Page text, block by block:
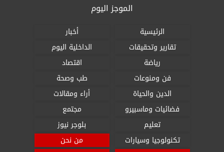
الموجز اليوم
الرئيسية
أخبار
تقارير وتحقيقات
الداخلية اليوم
رياضة
اقتصاد
فن ومنوعات
طب وصحة
الدين والحياة
أراء ومقالات
فضائيات وماسبيرو
مجتمع
تعليم
بلوجر نيوز
تكنولوجيا وسيارات
من نحن